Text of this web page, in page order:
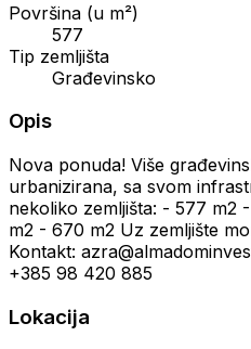
Površina (u m²)
577
Tip zemljišta
Građevinsko
Opis
Nova ponuda! Više
urbanizirana, sa svom
nekoliko zemljišta: - 577 m2
m2 - 670 m2 Uz zemljište
Kontakt:
+385 98 420 885
Lokacija